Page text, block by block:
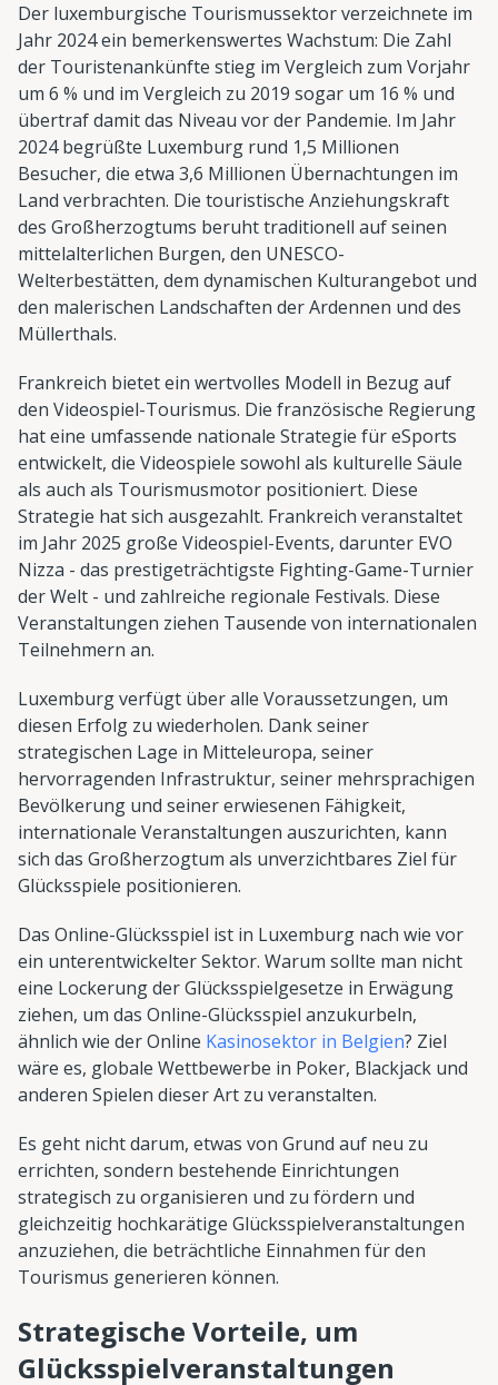
Der luxemburgische Tourismussektor verzeichnete im
Jahr 2024 ein bemerkenswertes Wachstum: Die Zahl
der Touristenankünfte stieg im Vergleich zum Vorjahr
um 6 % und im Vergleich zu 2019 sogar um 16 % und
übertraf damit das Niveau vor der Pandemie. Im Jahr
2024 begrüßte Luxemburg rund 1,5 Millionen
Besucher, die etwa 3,6 Millionen Übernachtungen im
Land verbrachten. Die touristische Anziehungskraft
des Großherzogtums beruht traditionell auf seinen
mittelalterlichen Burgen, den UNESCO-
Welterbestätten, dem dynamischen Kulturangebot und
den malerischen Landschaften der Ardennen und des
Müllerthals.
Frankreich bietet ein wertvolles Modell in Bezug auf
den Videospiel-Tourismus. Die französische Regierung
hat eine umfassende nationale Strategie für eSports
entwickelt, die Videospiele sowohl als kulturelle Säule
als auch als Tourismusmotor positioniert. Diese
Strategie hat sich ausgezahlt. Frankreich veranstaltet
im Jahr 2025 große Videospiel-Events, darunter EVO
Nizza - das prestigeträchtigste Fighting-Game-Turnier
der Welt - und zahlreiche regionale Festivals. Diese
Veranstaltungen ziehen Tausende von internationalen
Teilnehmern an.
Luxemburg verfügt über alle Voraussetzungen, um
diesen Erfolg zu wiederholen. Dank seiner
strategischen Lage in Mitteleuropa, seiner
hervorragenden Infrastruktur, seiner mehrsprachigen
Bevölkerung und seiner erwiesenen Fähigkeit,
internationale Veranstaltungen auszurichten, kann
sich das Großherzogtum als unverzichtbares Ziel für
Glücksspiele positionieren.
Das Online-Glücksspiel ist in Luxemburg nach wie vor
ein unterentwickelter Sektor. Warum sollte man nicht
eine Lockerung der Glücksspielgesetze in Erwägung
ziehen, um das Online-Glücksspiel anzukurbeln,
ähnlich wie der Online Kasinosektor in Belgien? Ziel
wäre es, globale Wettbewerbe in Poker, Blackjack und
anderen Spielen dieser Art zu veranstalten.
Es geht nicht darum, etwas von Grund auf neu zu
errichten, sondern bestehende Einrichtungen
strategisch zu organisieren und zu fördern und
gleichzeitig hochkarätige Glücksspielveranstaltungen
anzuziehen, die beträchtliche Einnahmen für den
Tourismus generieren können.
Strategische Vorteile, um
Glücksspielveranstaltungen